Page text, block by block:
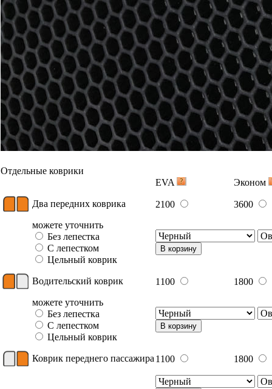
Отдельные коврики
EVA
Эконом
Два передних коврика 2100
3600
можете уточнить
Без лепестка
С лепестком
Цельный коврик
В корзину
Водительский коврик 1100
1800
можете уточнить
Без лепестка
С лепестком
Цельный коврик
В корзину
Коврик переднего пассажира 1100 1800